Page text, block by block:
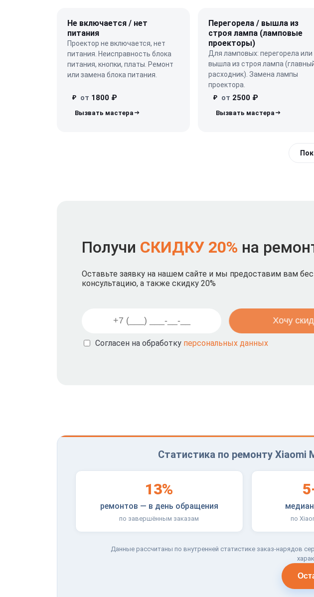
Не включается / нет
питания
Проектор не включается, нет
питания. Неисправность блока
питания, кнопки, платы. Ремонт
или замена блока питания.
₽ от 1800 ₽
Перегорела / вышла из
строя лампа (ламповые
проекторы)
Для ламповых: перегорела или
вышла из строя лампа
расходник). Замена лампы
проектора.
₽ от 2500 ₽
Получи СКИДКУ 20% на
Оставьте заявку на нашем сайте и мы предоставим вам
консультацию, а также скидку 20%
Согласен на обработку персональных данных
Статистика по ремонту Xiaomi
13%
ремонтов — в день обращения
по завершённым заказам по
Данные рассчитаны по внутренней статистике заказ-нарядов